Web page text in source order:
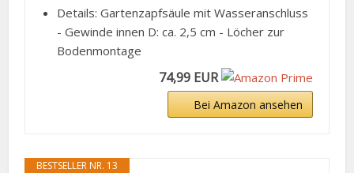
Details: Gartenzapfsäule mit Wasseranschluss
- Gewinde innen D: ca. 2,5 cm - Löcher zur
Bodenmontage
74,99 EUR
Bei Amazon ansehen
BESTSELLER NR. 13